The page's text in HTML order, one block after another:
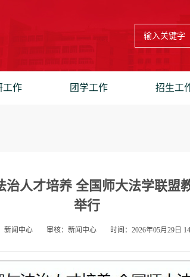
工作 团学工作 招生工
人才培养 全国师大法学联盟
举行
新闻中心 审核：新闻中心 时间：2026年05月29日